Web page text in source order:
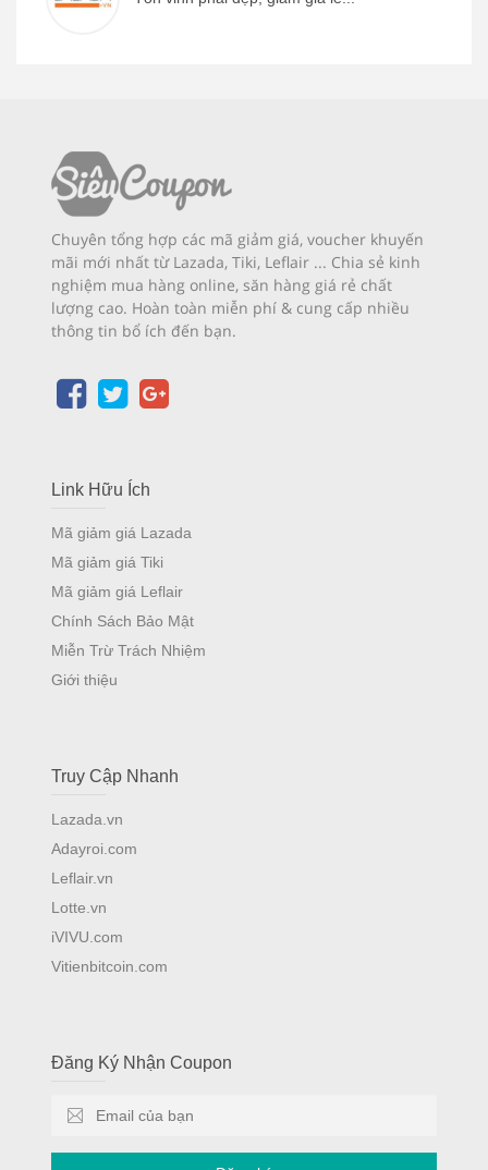
Chuyên tổng hợp các mã giảm giá, voucher khuyến
mãi mới nhất từ Lazada, Tiki, Leflair ... Chia sẻ kinh
nghiệm mua hàng online, săn hàng giá rẻ chất
lượng cao. Hoàn toàn miễn phí & cung cấp nhiều
thông tin bổ ích đến bạn.
Link Hữu Ích
Mã giảm giá Lazada
Mã giảm giá Tiki
Mã giảm giá Leflair
Chính Sách Bảo Mật
Miễn Trừ Trách Nhiệm
Giới thiệu
Truy Cập Nhanh
Lazada.vn
Adayroi.com
Leflair.vn
Lotte.vn
iVIVU.com
Vitienbitcoin.com
Đăng Ký Nhận Coupon